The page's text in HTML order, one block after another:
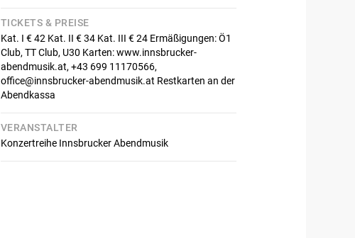
TICKETS & PREISE
Kat. I € 42 Kat. II € 34 Kat. III € 24 Ermäßigungen: Ö1
Club, TT Club, U30 Karten: www.innsbrucker-
abendmusik.at, +43 699 11170566,
office@innsbrucker-abendmusik.at Restkarten an der
Abendkassa
VERANSTALTER
Konzertreihe Innsbrucker Abendmusik